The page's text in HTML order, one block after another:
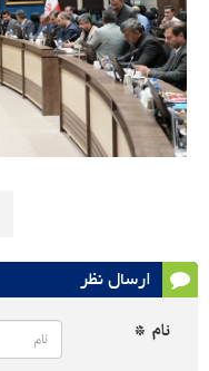
ارسال نظر
نام *